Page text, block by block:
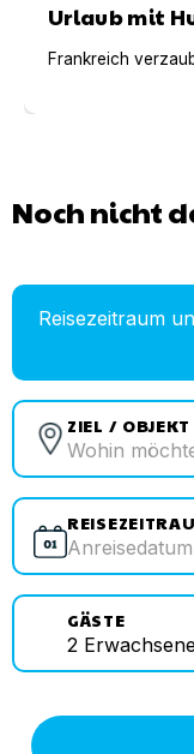
Urlaub mit
Frankreich
Noch nicht
Reisezeitraum
ZIEL / OBJEKT
Anreisedatum
GÄSTE
2